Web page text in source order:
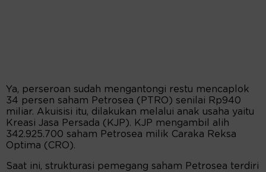
Ya, perseroan sudah mengantongi restu mencaplok
34 persen saham Petrosea (PTRO) senilai Rp940
miliar. Akuisisi itu, dilakukan melalui anak usaha yaitu
Kreasi Jasa Persada (KJP). KJP mengambil alih
342.925.700 saham Petrosea milik Caraka Reksa
Optima (CRO).
Saat ini, strukturasi pemegang saham Petrosea terdiri